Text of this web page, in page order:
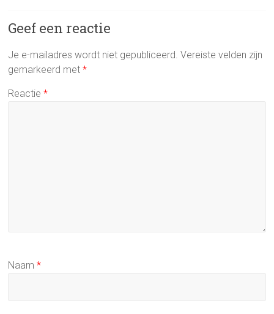
Geef een reactie
Je e-mailadres wordt niet gepubliceerd. Vereiste velden zijn
gemarkeerd met*
Reactie*
Naam*